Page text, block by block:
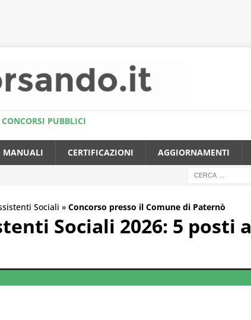
PUBBLICI
MANUALI CERTIFICAZIONI AGGIORNAMENTI
Sociali » Concorso presso il Comune di Paternò
Sociali 2026: 5 posti a